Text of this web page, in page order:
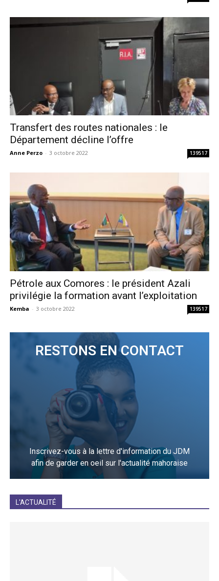
Transfert des routes nationales : le
Département décline l’offre
Anne Perzo - 3 octobre 2022 139517
Pétrole aux Comores : le président Azali
privilégie la formation avant l’exploitation
Kemba - 3 octobre 2022 139517
RESTONS EN CONTACT
Inscrivez-vous à la lettre d'information du JDM
afin de garder en oeil sur l'actualité mahoraise
L'ACTUALITÉ